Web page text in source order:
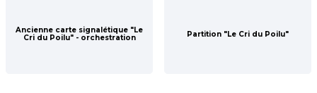
Ancienne carte signalétique "Le
Cri du Poilu" - orchestration
Partition "Le Cri du Poilu"